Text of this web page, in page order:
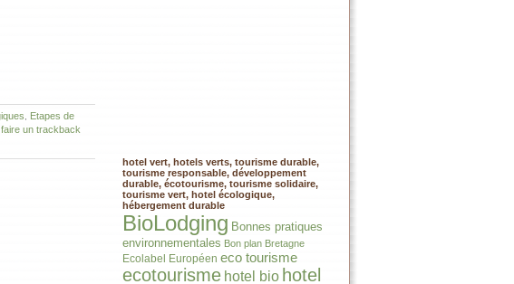
Etapes de
faire un trackback
hotel vert, hotels verts, tourisme durable,
tourisme responsable, développement
durable, écotourisme, tourisme solidaire,
tourisme vert, hotel écologique,
hébergement durable
BioLodging Bonnes pratiques
environnementales Bon plan Bretagne
Ecolabel Européen eco tourisme
ecotourisme hotel bio hotel